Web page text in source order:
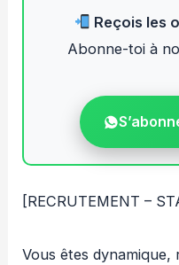
Reçois les
Abonne-toi à
[RECRUTEMENT –
Vous êtes